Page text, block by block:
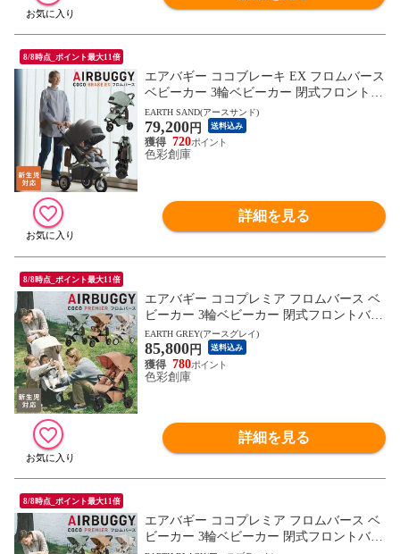
8/8時点_ポイント最大11倍
エアバギー ココブレーキ EX フロムバース
ベビーカー 3輪ベビーカー 閉式フロントバ
ー ドリンクホルダー エアポンプ 新生児 人
気 出産祝い プレゼント ギフト AIRBUGG
Y COCO BRAKE EX ROM BIRTH
EARTH SAND(アースサンド)
79,200円 送料込み
720
色彩創庫
詳細を見る
8/8時点_ポイント最大11倍
エアバギー ココプレミア フロムバース ベ
ビーカー 3輪ベビーカー 閉式フロントバー
ドリンクホルダー エアポンプ 新生児 人気
出産祝い プレゼント ギフト AIRBUGGY C
OCO PREMIER FROM BIRTH
EARTH GREY(アースグレイ)
85,800円 送料込み
780
色彩創庫
詳細を見る
8/8時点_ポイント最大11倍
エアバギー ココプレミア フロムバース ベ
ビーカー 3輪ベビーカー 閉式フロントバー